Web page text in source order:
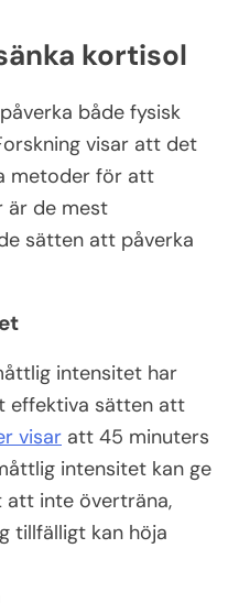
kortisol
både fysisk
visar att det
metoder för att
är de mest
sätten att påverka
intensitet har
effektiva sätten att
visar att 45 minuters
intensitet kan ge
inte överträna,
tillfälligt kan höja